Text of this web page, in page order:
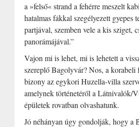
a »felső« strand a fehérre meszelt
hatalmas fákkal szegélyezett gyepes
partjával, szemben vele a kis sziget,
panorámájával.”
Vajon mi is lehet, mi is lehetett a
szereplő Bagolyvár? Nos, a korabeli
bizony az egykori Huzella-villa
amelynek történetéről a Látnivalók/
épületek rovatban olvashatunk.
Jó néhányan úgy gondolják, hogy a